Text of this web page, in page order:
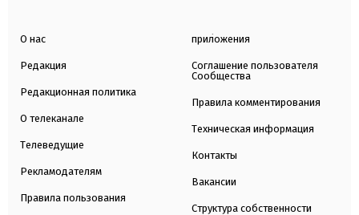
О нас
Редакция
Редакционная политика
О телеканале
Телеведущие
Рекламодателям
Правила пользования
приложения
Соглашение пользователя
Сообщества
Правила комментирования
Техническая информация
Контакты
Вакансии
Структура собственности